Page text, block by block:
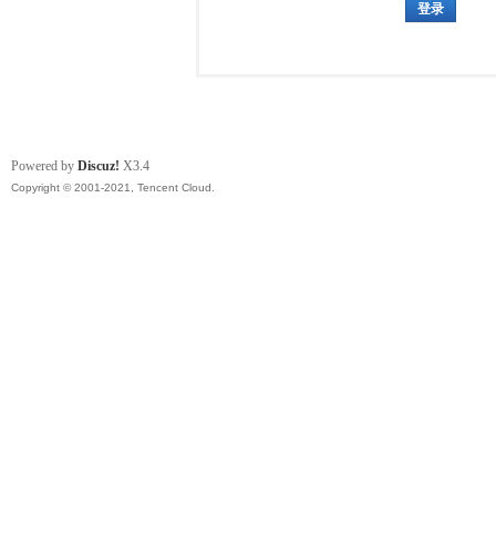
登录
Powered by Discuz! X3.4
Copyright © 2001-2021, Tencent Cloud.